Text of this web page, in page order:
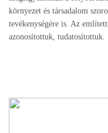
környezet és társadalom
tevékenységére is. Az
azonosítottuk, tudatosítottuk.